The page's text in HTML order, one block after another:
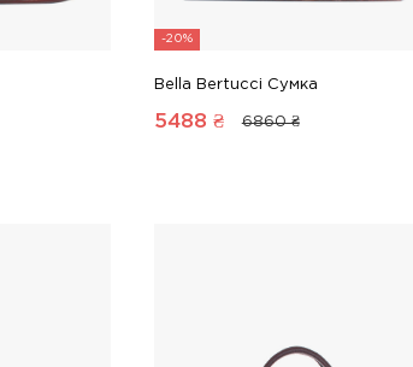
-20%
Bella Bertucci Сумка
5488 ₴ 6860 ₴